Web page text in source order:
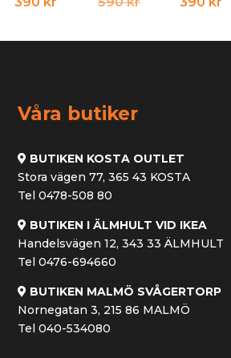
Våra butiker
BUTIKEN KOSTA OUTLET
Stora vägen 77, 365 43 KOSTA
Tel 0478-508 80
BUTIKEN I ÄLMHULT VID IKEA
Handelsvägen 12, 343 33 ÄLMHULT
Tel 0476-694660
BUTIKEN MALMÖ SVÅGERTORP
Nornegatan 3, 215 86 MALMÖ
Tel 040-534080